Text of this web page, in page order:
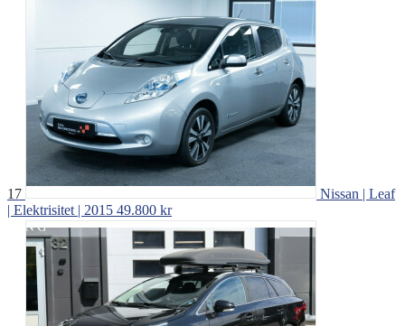
17
Nissan | Leaf
| Elektrisitet | 2015 49.800 kr